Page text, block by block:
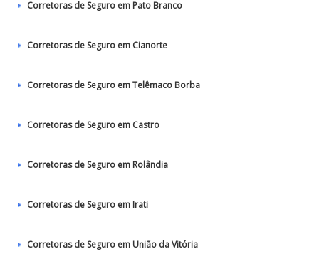
Corretoras de Seguro em Pato Branco
Corretoras de Seguro em Cianorte
Corretoras de Seguro em Telêmaco Borba
Corretoras de Seguro em Castro
Corretoras de Seguro em Rolândia
Corretoras de Seguro em Irati
Corretoras de Seguro em União da Vitória